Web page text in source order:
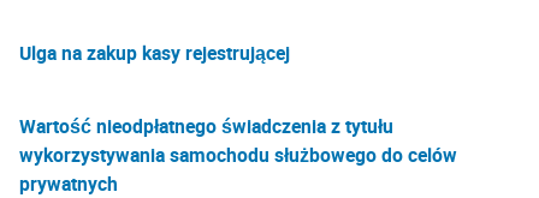
Ulga na zakup kasy rejestrującej
Wartość nieodpłatnego świadczenia z tytułu
wykorzystywania samochodu służbowego do celów
prywatnych